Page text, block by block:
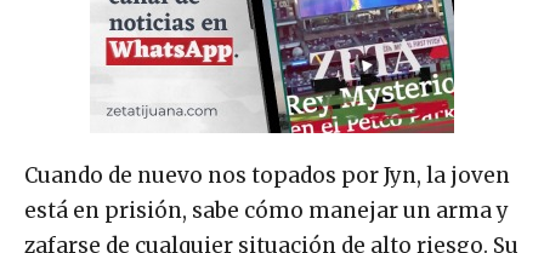
Cuando de nuevo nos topados por Jyn, la joven
está en prisión, sabe cómo manejar un arma y
zafarse de cualquier situación de alto riesgo. Su